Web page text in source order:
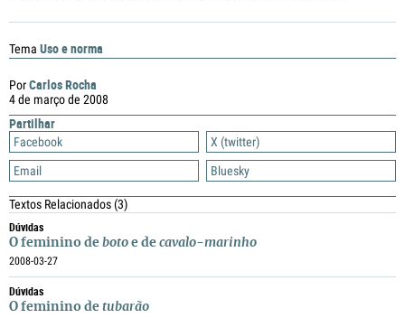
PorCarlos Rocha
4 de março de 2008
Partilhar
Facebook
X (twitter)
Email
Bluesky
Textos Relacionados(3)
Dúvidas
O feminino de boto e de cavalo-marinho
2008-03-27
Dúvidas
O feminino de tubarão
Tema Uso e norma